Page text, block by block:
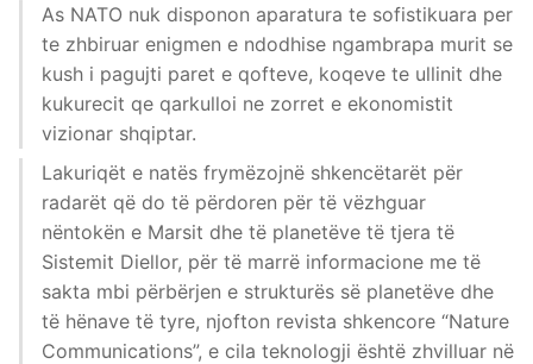
As NATO nuk disponon aparatura te sofistikuara per
te zhbiruar enigmen e ndodhise ngambrapa murit se
kush i pagujti paret e qofteve, koqeve te ullinit dhe
kukurecit qe qarkulloi ne zorret e ekonomistit
vizionar shqiptar.
Lakuriqët e natës frymëzojnë shkencëtarët për
radarët që do të përdoren për të vëzhguar
nëntokën e Marsit dhe të planetëve të tjera të
Sistemit Diellor, për të marrë informacione me të
sakta mbi përbërjen e strukturës së planetëve dhe
të hënave të tyre, njofton revista shkencore “Nature
Communications”, e cila teknologji është zhvilluar në